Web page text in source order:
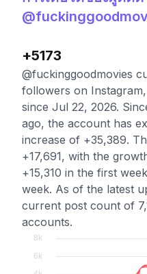
+5173
@fuckinggoodmovies
followers on
since Jul 22, 2026.
ago, the account has
increase of +35,389.
+17,691, with the
+15,310 in the first
week. As of the latest
current post count of
accounts.